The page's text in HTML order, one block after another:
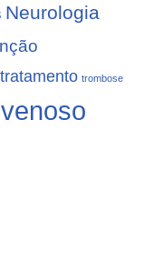
Neurologia
tratamento trombose
venoso